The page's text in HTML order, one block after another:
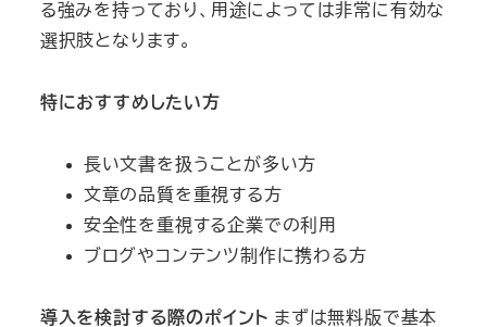
る強みを持っており、用途によっては非常に有効な
選択肢となります。
特におすすめしたい方
長い文書を扱うことが多い方
文章の品質を重視する方
安全性を重視する企業での利用
ブログやコンテンツ制作に携わる方
導入を検討する際のポイント まずは無料版で基本